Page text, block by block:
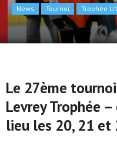
News Tournoi Trophée
Le 27ème
Levrey Trophée
lieu les 20, 21 et